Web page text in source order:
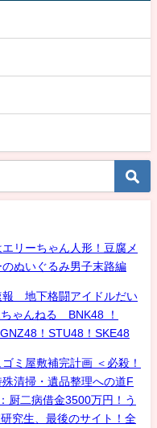
リーちゃん人形！豆腐メ
ぬいぐるみ男子末路編
地下格闘アイドルだい
ゃんねる BNK48 ！
！STU48！SKE48
ミ屋敷補完計画 ＜必殺！
清掃・遺品整理への道F
厨二病借金3500万円！う
究生、最後のサイト！全